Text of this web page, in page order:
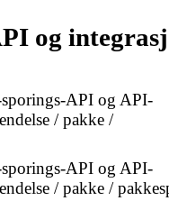
og
API og API-
/ pakke /
API og API-
/ pakke /